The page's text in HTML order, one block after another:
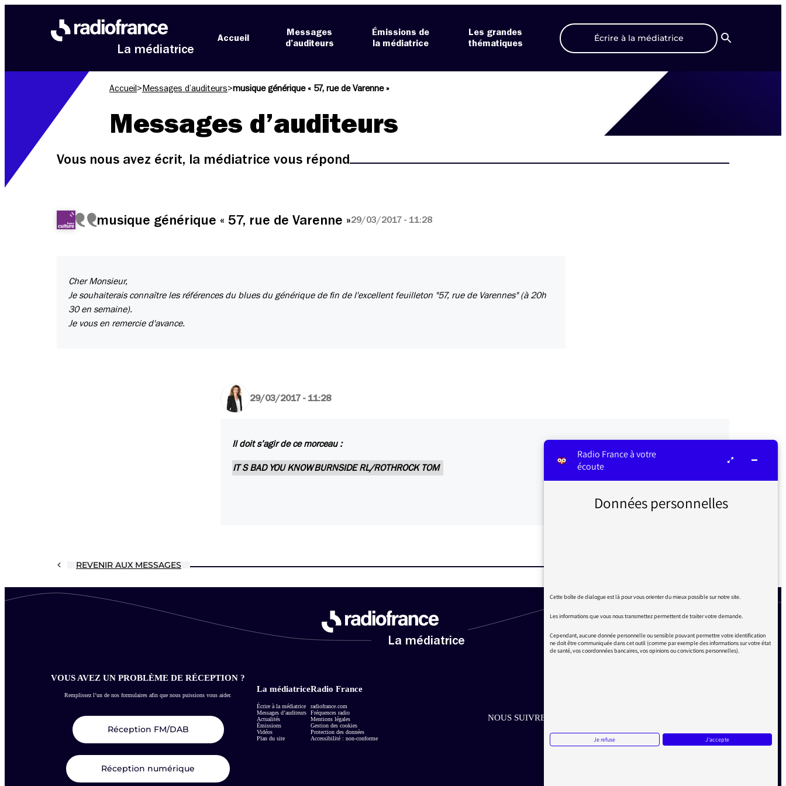
La médiatrice
Accueil
Messages
d’auditeurs
Émissions de
la médiatrice
Les grandes
thématiques
Écrire à la médiatrice
Recherche
Accueil > Messages d’auditeurs>musique générique « 57, rue de Varenne »
Messages d’auditeurs
Vous nous avez écrit, la médiatrice vous répond
musique générique « 57, rue de Varenne »29/03/2017 - 11:28
Cher Monsieur,
Je souhaiterais connaître les références du blues du générique de fin de l'excellent feuilleton "57, rue de Varennes" (à 20h
30 en semaine).
Je vous en remercie d'avance.
29/03/2017 - 11:28
Il doit s’agir de ce morceau :
IT S BAD YOU KNOWBURNSIDE RL/ROTHROCK TOM
REVENIR AUX MESSAGES
La médiatrice
VOUS AVEZ UN PROBLÈME DE RÉCEPTION ?
Remplissez l’un de nos formulaires afin que nous puissions vous aider.
Réception FM/DAB
Réception numérique
La médiatrice
Écrire à la médiatrice
Messages d’auditeurs
Actualités
Émissions
Vidéos
Plan du site
Radio France
radiofrance.com
Fréquences radio
Mentions légales
Gestion des cookies
Protection des données
Accessibilité : non-conforme
NOUS SUIVRE SUR LES RÉSEAUX
Aller sur la page Facebook de la Médiatrice
Aller sur la page Twitter de la Médiatrice
Aller sur la page Instagram de la Médiatrice
Radio France à votre
écoute
Données personnelles
Cette boîte de dialogue est là pour vous orienter du mieux possible sur notre site.
Les informations que vous nous transmettez permettent de traiter votre demande.
Cependant, aucune donnée personnelle ou sensible pouvant permettre votre identification
ne doit être communiquée dans cet outil (comme par exemple des informations sur votre état
de santé, vos coordonnées bancaires, vos opinions ou convictions personnelles).
Je refuse J'accepte